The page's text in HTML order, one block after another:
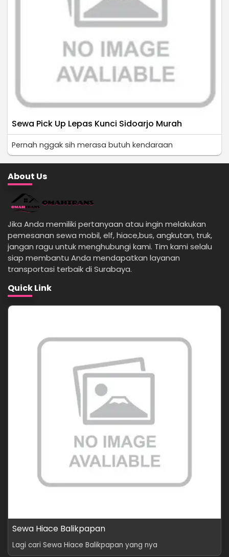
Sewa Pick Up Lepas Kunci Sidoarjo Murah
Pernah nggak sih merasa butuh kendaraan
About Us
Jika Anda memiliki pertanyaan atau ingin melakukan
pemesanan sewa mobil, elf, hiace,bus, angkutan, truk,
jangan ragu untuk menghubungi kami. Tim kami selalu
siap membantu Anda mendapatkan layanan
transportasi terbaik di Surabaya.
Quick Link
Sewa Hiace Balikpapan
Lagi cari Sewa Hiace Balikpapan yang nya